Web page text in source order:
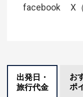
facebook X
出発日・
旅行代金
お
ポ